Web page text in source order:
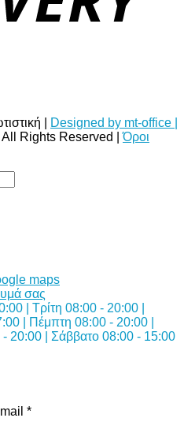
|
Designed by mt-office |
| All Rights Reserved |Όροι
maps
σας
| Τρίτη 08:00 - 20:00 |
| Πέμπτη 08:00 - 20:00 |
20:00 | Σάββατο 08:00 - 15:00
*